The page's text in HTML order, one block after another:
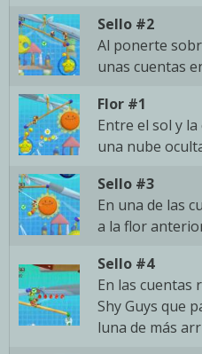
Sello #2
Al ponerte
unas cuentas
Flor #1
Entre el sol y
una nube
Sello #3
En una de las
a la flor
Sello #4
En las cuentas
Shy Guys que
luna de más